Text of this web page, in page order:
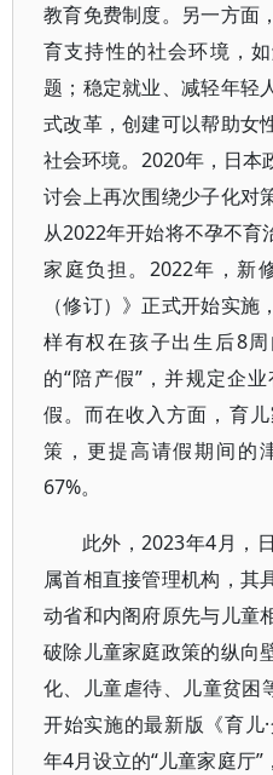
教育免费制度。另一方面
育支持性的社会环境，
题；稳定就业、减轻年轻
式改革，创建可以帮助女
社会环境。2020年，日本
讨会上再次围绕少子化对
从2022年开始将不孕不育
家庭负担。2022年，新
（修订）》正式开始实
样有权在孩子出生后8
的“陪产假”，并规定企
假。而在收入方面，育
策，更提高请假期间的
67%。
此外，2023年4月，
属首相直接管理机构，其
动省和内阁府原先与儿童
破除儿童家庭政策的纵向
化、儿童虐待、儿童贫困
开始实施的最新版《育儿
年4月设立的“儿童家庭厅